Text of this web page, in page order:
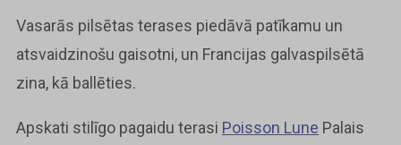
Vasarās pilsētas terases piedāvā patīkamu un
atsvaidzinošu gaisotni, un Francijas galvaspilsētā
zina, kā ballēties.
Apskati stilīgo pagaidu terasi Poisson Lune Palais